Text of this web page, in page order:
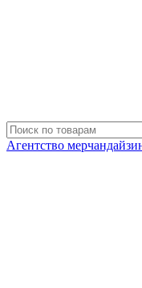
Агентство